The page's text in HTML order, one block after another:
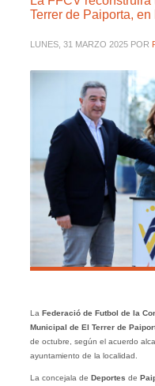
Terrer de Paiporta, en
LUNES, 31 MARZO 2025 POR
La Federació de Futbol de la
Municipal de El Terrer de
de octubre, según el acuerdo
ayuntamiento de la localidad.
La concejala de Deportes de